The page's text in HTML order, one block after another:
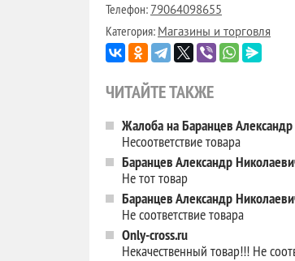
Телефон:79064098655
Категория:Магазины и торговля
ЧИТАЙТЕ ТАКЖЕ
Жалоба на Баранцев
Несоответствие товара
Баранцев Александр
Не тот товар
Баранцев Александр
Не соответствие товара
Only-cross.ru
Некачественный товар!!! Не